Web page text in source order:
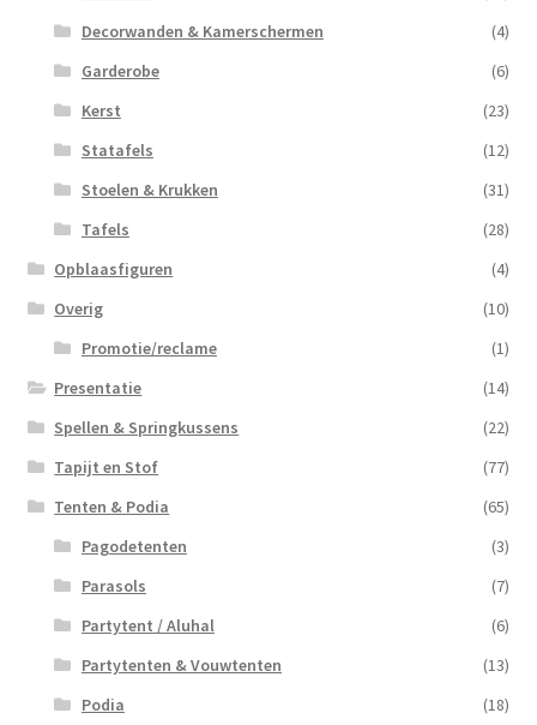
Decorwanden & Kamerschermen
(4)
Garderobe
(6)
Kerst
(23)
Statafels
(12)
Stoelen & Krukken
(31)
Tafels
(28)
Opblaasfiguren
(4)
Overig
(10)
Promotie/reclame
(1)
Presentatie
(14)
Spellen & Springkussens
(22)
Tapijt en Stof
(77)
Tenten & Podia
(65)
Pagodetenten
(3)
Parasols
(7)
Partytent / Aluhal
(6)
Partytenten & Vouwtenten
(13)
Podia
(18)